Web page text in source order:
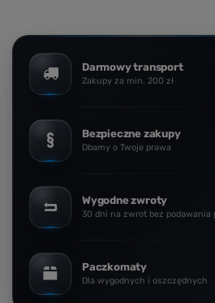
Darmowy transport
Zakupy za min. 200 zł
Bezpieczne zakupy
Dbamy o Twoje prawa
Wygodne zwroty
30 dni na zwrot bez podawania
Paczkomaty
Dla wygodnych i oszczędnych